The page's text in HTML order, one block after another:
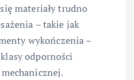
materiały trudno
– takie jak
wykończenia –
odporności